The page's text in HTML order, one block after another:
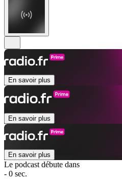
En savoir plus
En savoir plus
En savoir plus
Le podcast débute dans
- 0 sec.